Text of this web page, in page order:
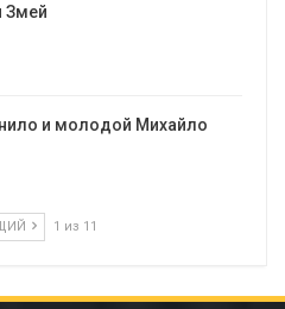
Змей
и молодой Михайло
1 из 11